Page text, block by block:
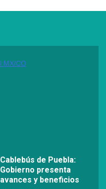
Cablebús de Puebla:
Gobierno presenta
avances y beneficios